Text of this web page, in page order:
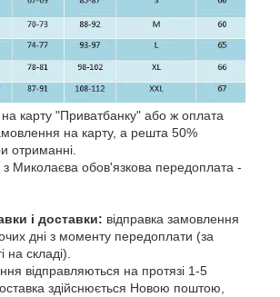
карту "Приватбанку" або ж оплата
на карту, а решта 50%
отриманні.
з Миколаєва обов'язкова передоплата -
і доставки: відправка замовлення
дні з моменту передоплати (за
на складі).
відправляються на протязі 1-5
здійснюється Новою поштою,